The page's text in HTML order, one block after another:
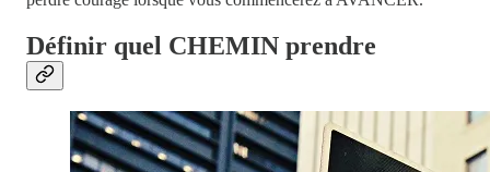
Définir quel CHEMIN prendre